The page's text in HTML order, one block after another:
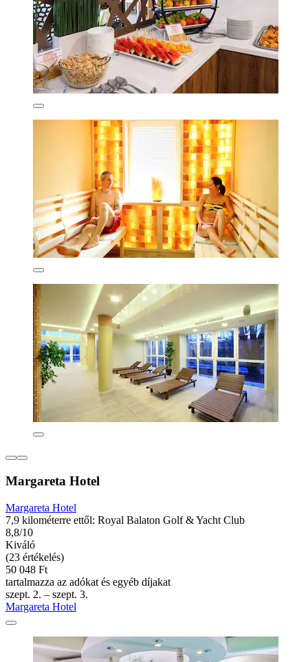
Margareta Hotel
Margareta Hotel
7,9 kilométerre ettől: Royal Balaton Golf & Yacht Club
8,8/10
Kiváló
(23 értékelés)
50 048 Ft
tartalmazza az adókat és egyéb díjakat
szept. 2. – szept. 3.
Margareta Hotel